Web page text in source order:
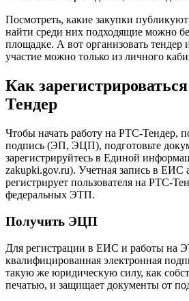
Посмотреть, какие закупки
найти среди них подходящие можно
площадке. А вот организовать тендер
участие можно только из личного
Как
Тендер
Чтобы начать работу на РТС-Тендер,
подпись (ЭП, ЭЦП), подготовьте
зарегистрируйтесь в Единой
zakupki.gov.ru). Учетная запись в ЕИС
регистрирует пользователя на РТС-
федеральных ЭТП.
Получить ЭЦП
Для регистрации в ЕИС и работы на
квалифицированная электронная
такую же юридическую силу, как
печатью, и защищает документы от